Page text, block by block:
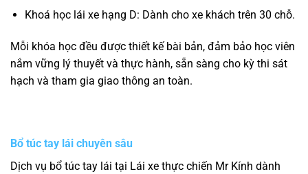
Khoá học lái xe hạng D: Dành cho xe khách trên 30 chỗ.
Mỗi khóa học đều được thiết kế bài bản, đảm bảo học viên
nắm vững lý thuyết và thực hành, sẵn sàng cho kỳ thi sát
hạch và tham gia giao thông an toàn.
Bổ túc tay lái chuyên sâu
Dịch vụ bổ túc tay lái tại Lái xe thực chiến Mr Kính dành